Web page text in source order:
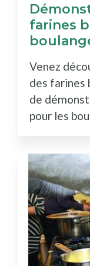
farines
Venez
des farines
de
pour les